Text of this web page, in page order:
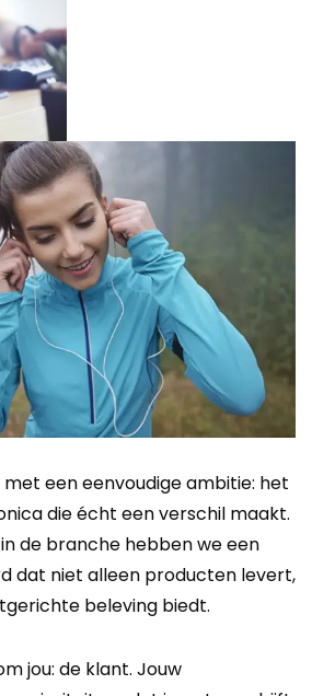
een eenvoudige ambitie: het
die écht een verschil maakt.
de branche hebben we een
dat niet alleen producten levert,
beleving biedt.
jou: de klant. Jouw